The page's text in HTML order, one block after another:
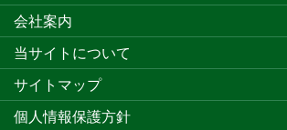
会社案内
当サイトについて
サイトマップ
個人情報保護方針